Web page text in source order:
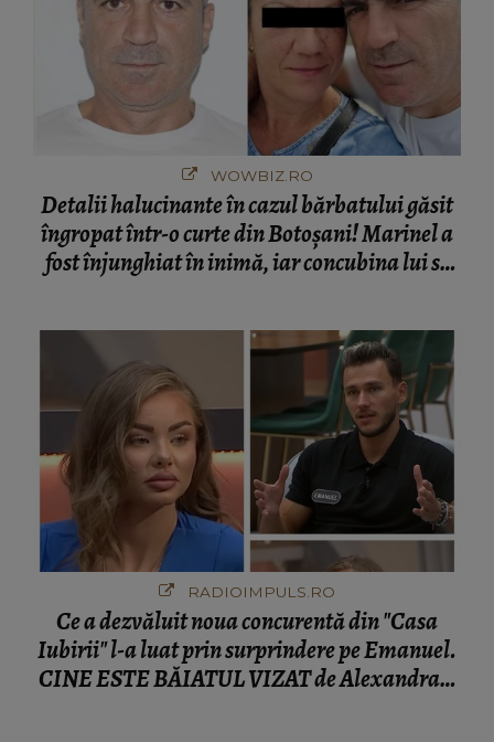
WOWBIZ.RO
Detalii halucinante în cazul bărbatului găsit
îngropat într-o curte din Botoșani! Marinel a
fost înjunghiat în inimă, iar concubina lui se
RADIOIMPULS.RO
Ce a dezvăluit noua concurentă din "Casa
Iubirii" l-a luat prin surprindere pe Emanuel.
CINE ESTE BĂIATUL VIZAT de Alexandra?!